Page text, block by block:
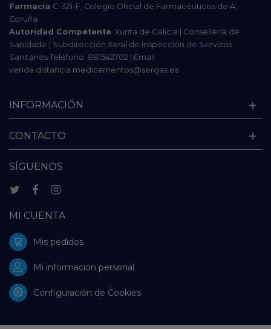
Farmacia C-321-F, Colegio Oficial de Farmacéuticos de A
Coruña
Autoridad Competente: Xunta de Galicia | Consellería de
Sanidade | Subdirección Xeral de Inspección de Servizos
Sanitarios Teléfono: 881542702 | Email:
venda.distancia.medicamentos@sergas.es
INFORMACIÓN
CONTACTO
SÍGUENOS
MI CUENTA
Mis pedidos
Mi información personal
Configuración de Cookies